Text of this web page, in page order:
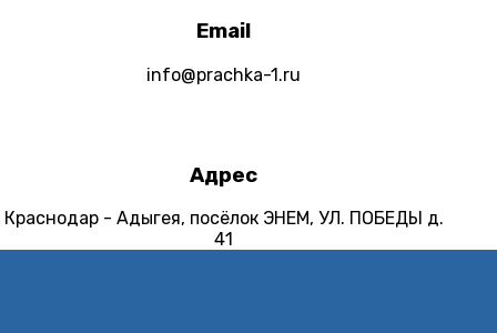
Email
info@prachka-1.ru
Адрес
Краснодар - Адыгея, посёлок ЭНЕМ, УЛ. ПОБЕДЫ д.
41